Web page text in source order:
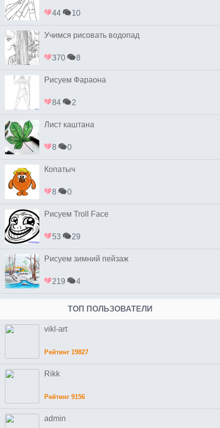
44 10
Учимся рисовать водопад
370 8
Рисуем Фараона
84 2
Лист каштана
8 0
Копатыч
8 0
Рисуем Troll Face
53 29
Рисуем зимний пейзаж
219 4
ТОП ПОЛЬЗОВАТЕЛИ
vikl-art
Рейтинг 19827
Rikk
Рейтинг 9156
admin